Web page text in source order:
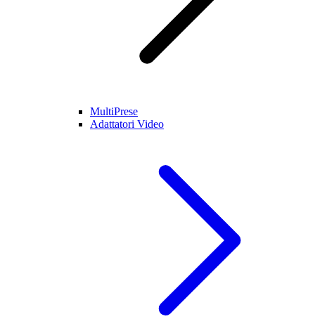
MultiPrese
Adattatori Video